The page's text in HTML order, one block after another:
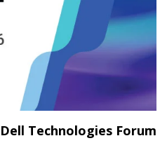
Dell Technologies Forum